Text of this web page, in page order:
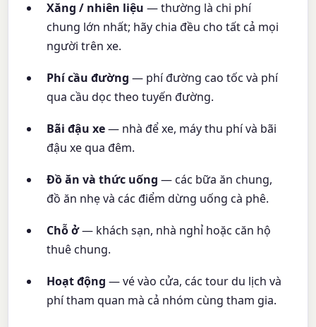
Xăng / nhiên liệu — thường là chi phí
chung lớn nhất; hãy chia đều cho tất cả mọi
người trên xe.
Phí cầu đường — phí đường cao tốc và phí
qua cầu dọc theo tuyến đường.
Bãi đậu xe— nhà để xe, máy thu phí và bãi
đậu xe qua đêm.
Đồ ăn và thức uống — các bữa ăn chung,
đồ ăn nhẹ và các điểm dừng uống cà phê.
Chỗ ở— khách sạn, nhà nghỉ hoặc căn hộ
thuê chung.
Hoạt động — vé vào cửa, các tour du lịch và
phí tham quan mà cả nhóm cùng tham gia.